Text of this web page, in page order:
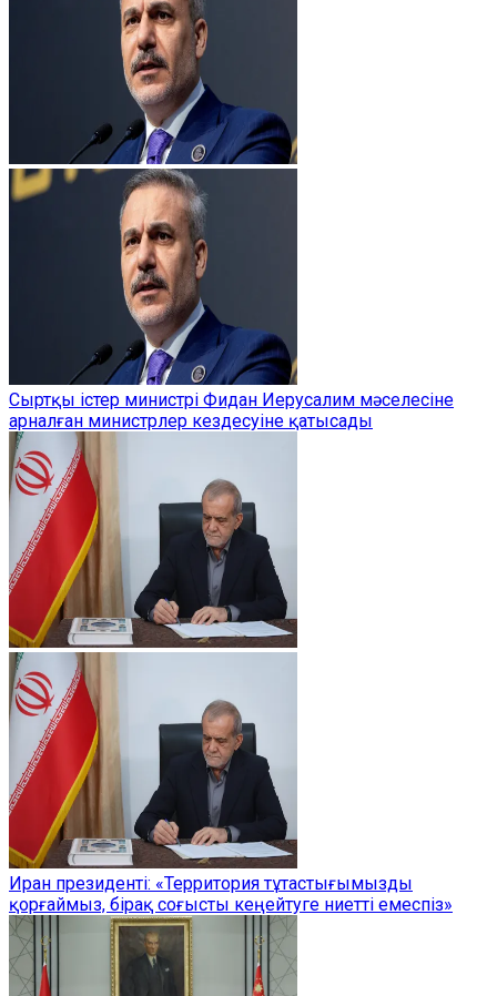
Сыртқы істер министрі Фидан Иерусалим мәселесіне
арналған министрлер кездесуіне қатысады
Иран президенті: «Территория тұтастығымызды
қорғаймыз, бірақ соғысты кеңейтуге ниетті емеспіз»